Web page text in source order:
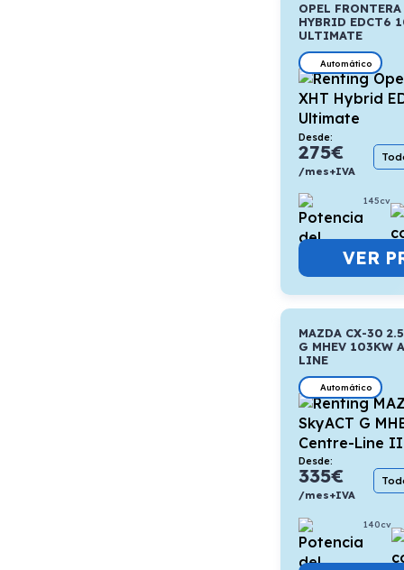
OPEL
HYBRID EDCT6
ULTIMATE
Automático
Desde:
275€
/mes+IVA
145cv
VER
MAZDA CX-30
G MHEV 103KW
LINE
Automático
Desde:
335€
/mes+IVA
140cv